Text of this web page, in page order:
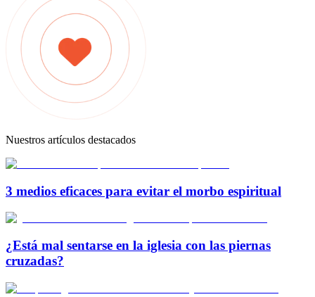
Nuestros artículos destacados
3 medios eficaces para evitar el morbo espiritual
¿Está mal sentarse en la iglesia con las piernas
cruzadas?